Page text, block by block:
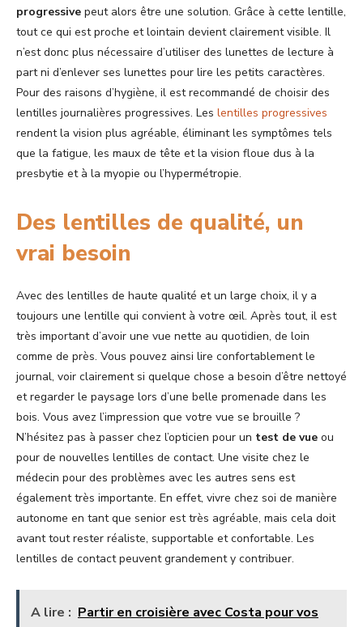
progressive peut alors être une solution. Grâce à cette lentille,
tout ce qui est proche et lointain devient clairement visible. Il
n’est donc plus nécessaire d’utiliser des lunettes de lecture à
part ni d’enlever ses lunettes pour lire les petits caractères.
Pour des raisons d’hygiène, il est recommandé de choisir des
lentilles journalières progressives. Les lentilles progressives
rendent la vision plus agréable, éliminant les symptômes tels
que la fatigue, les maux de tête et la vision floue dus à la
presbytie et à la myopie ou l’hypermétropie.
Des lentilles de qualité, un
vrai besoin
Avec des lentilles de haute qualité et un large choix, il y a
toujours une lentille qui convient à votre œil. Après tout, il est
très important d’avoir une vue nette au quotidien, de loin
comme de près. Vous pouvez ainsi lire confortablement le
journal, voir clairement si quelque chose a besoin d’être nettoyé
et regarder le paysage lors d’une belle promenade dans les
bois. Vous avez l’impression que votre vue se brouille ?
N’hésitez pas à passer chez l’opticien pour un test de vue ou
pour de nouvelles lentilles de contact. Une visite chez le
médecin pour des problèmes avec les autres sens est
également très importante. En effet, vivre chez soi de manière
autonome en tant que senior est très agréable, mais cela doit
avant tout rester réaliste, supportable et confortable. Les
lentilles de contact peuvent grandement y contribuer.
A lire : Partir en croisière avec Costa pour vos